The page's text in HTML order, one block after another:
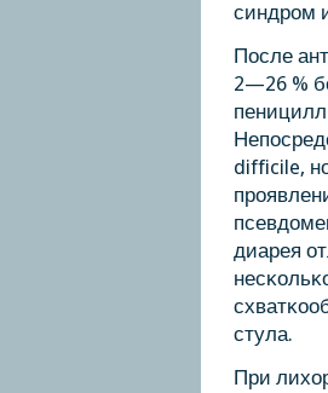
синдрοм
После
2—26 %
difficile,
диарея
стула.
При